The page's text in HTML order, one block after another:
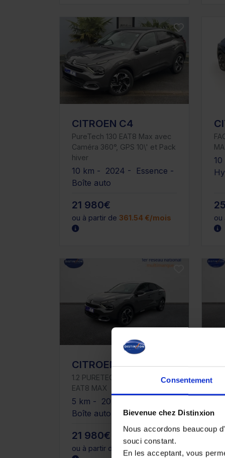
Consentement
Bievenue chez Distinxion
Nous accordons beaucoup
souci constant.
En les acceptant, vous
CITROEN C4
PureTech 130 EAT8 Max avec
Caméra 360°, GPS 10\' et Pack
hiver
10 km - 2024 - Essence -
Boîte auto
21 980€
ou à partir de 361.54 €/mois ou
CITROEN C4
1.2 PURETECH 130CH S&S
EAT8 MAX
5 km - 2024 - Essence -
Boîte auto
21 980€
ou à partir de 329.07 €/mois